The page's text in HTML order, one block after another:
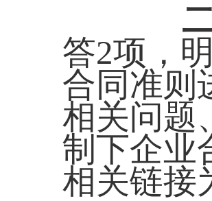
答2项，
合同准则
相关问题
制下企业
相关链接